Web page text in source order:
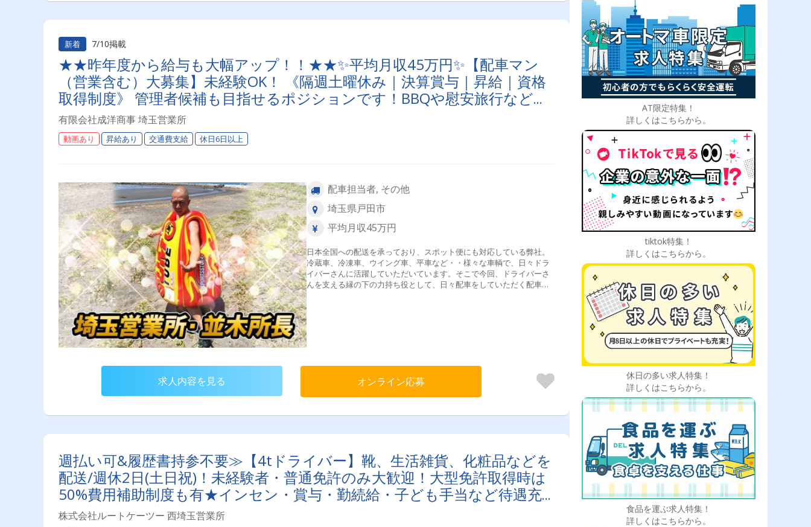
新着 7/10掲載
★★昨年度から給与も大幅アップ！！★★✨平均月収45万円✨【配車マン
（営業含む）大募集】未経験OK！ 《隔週土曜休み｜決算賞与｜昇給｜資格
取得制度》 管理者候補も目指せるポジションです！BBQや慰安旅行などの
社内イベントあり！ ＜リモート面接対応可＞お気軽にご応募くださいま
せ！
有限会社成洋商事 埼玉営業所
動画あり 昇給あり 交通費支給 休日6日以上
配車担当者, その他
埼玉県戸田市
平均月収45万円
日本全国への配送を承っており、スポット便にも対応している弊社。
冷蔵車、冷凍車、ウイング車、平車など・・様々な車輌で、日々ドラ
イバーさんに活躍していただいています。そこで今回、ドライバーさ
んを支える縁の下の力持ち役として、日々配車をしていただく配車マ
ン（営業含む）を募集します。お仕事内容は、日々の車両の手配。協
力会社様にも請け負っていただき、ドライバーさんが安心して運行で
きるよう、車輌の手配をしていただくことがメインとなります。また
営業マンとして、お電話でお荷物の受発注も承っていただきます。例
えば、「〇〇に荷物を運びたいんだけど・・」という荷主様に対し
て、当社でお荷物をお運びになられませんか？とお声がけをして頂き
管理職を目指している方、大歓迎！ドライバーさんからの転身も、配
車未経験でも大歓迎！今までの経験を活かせます！
求人内容を見る オンライン応募
週払い可&履歴書持参不要≫【4tドライバー】靴、生活雑貨、化粧品などを
配送/週休2日(土日祝)！未経験者・普通免許のみ大歓迎！大型免許取得時は
50%費用補助制度も有★インセン・賞与・勤続給・子ども手当など待遇充
実
株式会社ルートケーツー 西埼玉営業所
AT限定特集！
詳しくはこちらから。
tiktok特集！
詳しくはこちらから。
休日の多い求人特集！
詳しくはこちらから。
食品を運ぶ求人特集！
詳しくはこちらから。